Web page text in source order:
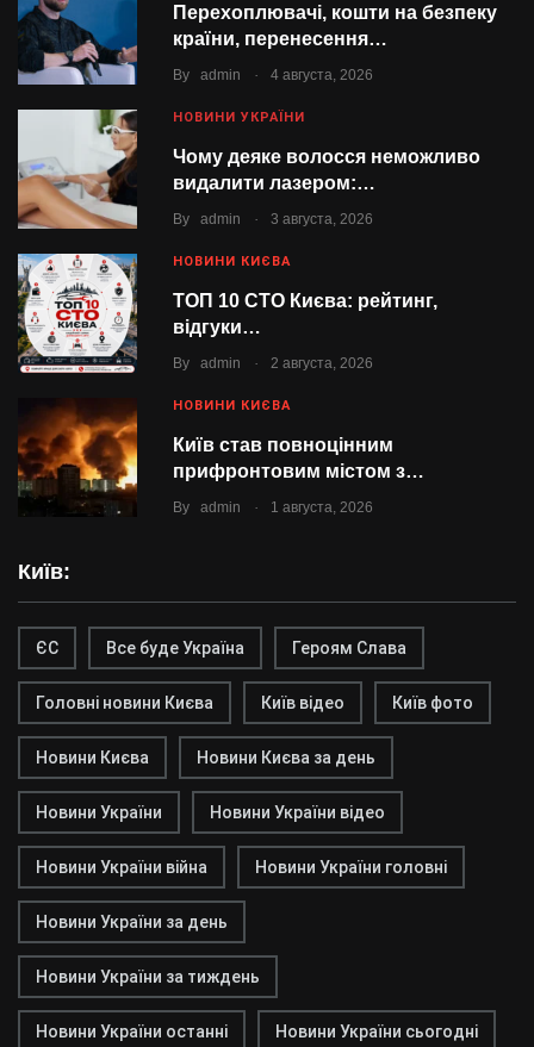
Перехоплювачі, кошти на безпеку
країни, перенесення…
By admin . 4 августа, 2026
НОВИНИ УКРАЇНИ
Чому деяке волосся неможливо
видалити лазером:…
By admin . 3 августа, 2026
НОВИНИ КИЄВА
ТОП 10 СТО Києва: рейтинг,
відгуки…
By admin . 2 августа, 2026
НОВИНИ КИЄВА
Київ став повноцінним
прифронтовим містом з…
By admin . 1 августа, 2026
Київ:
ЄС Все буде Україна Героям Слава
Головні новини Києва Київ відео Київ фото
Новини Києва Новини Києва за день
Новини України Новини України відео
Новини України війна Новини України головні
Новини України за день
Новини України за тиждень
Новини України останні Новини України сьогодні